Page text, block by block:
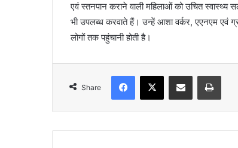
एवं स्तनपान कराने वाली महिलाओं को उचित स्वास्थ्य
भी उपलब्ध करवाते हैं। उन्हें आशा वर्कर, एएनएम एवं
लोगों तक पहुंचानी होती है।
Share